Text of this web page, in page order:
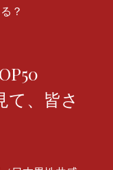
？
て、皆さ